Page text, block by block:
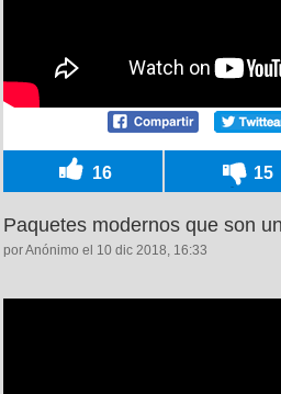
16 15
Paquetes modernos que son
por Anónimo el 10 dic 2018, 16:33